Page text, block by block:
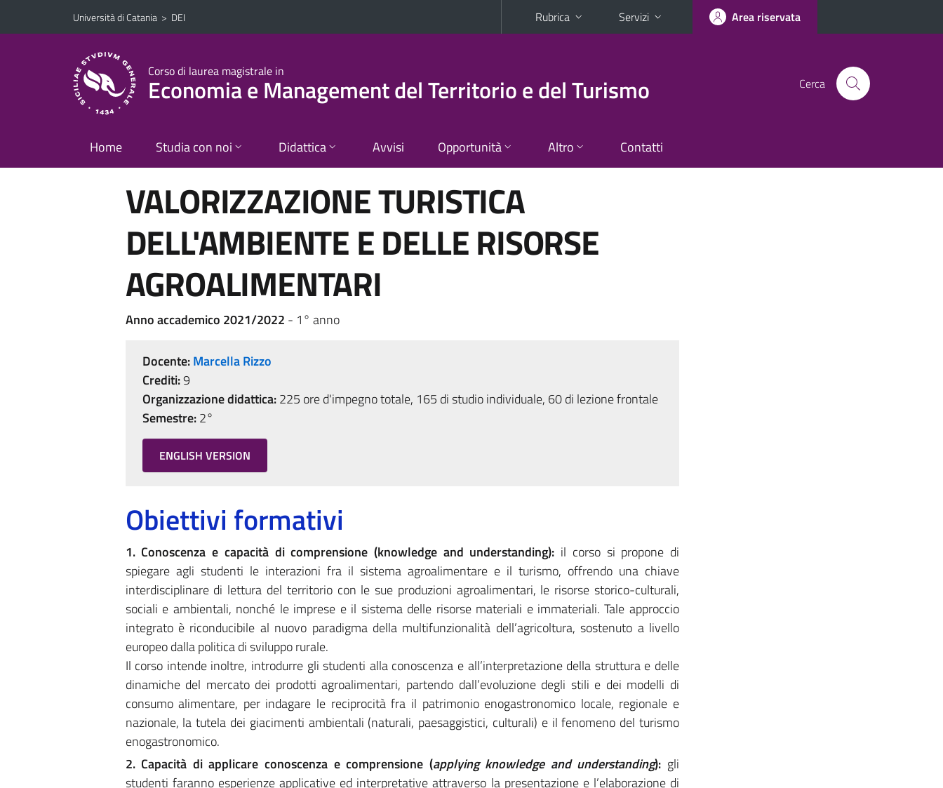
Vai al contenuto principale
Vai al menu di navigazione
Università di Catania > DEI Rubrica Servizi Area riservata
Corso di laurea magistrale in
Economia e Management del Territorio e del Turismo Cerca
Home Studia con noi Didattica Avvisi Opportunità Altro Contatti
VALORIZZAZIONE TURISTICA
DELL'AMBIENTE E DELLE RISORSE
AGROALIMENTARI
Anno accademico 2021/2022 - 1° anno
Docente:Marcella Rizzo
Crediti:9
Organizzazione didattica:225 ore d'impegno totale, 165 di studio individuale, 60 di lezione frontale
Semestre:2°
ENGLISH VERSION
Obiettivi formativi
1. Conoscenza e capacità di comprensione (knowledge and understanding): il corso si propone di
spiegare agli studenti le interazioni fra il sistema agroalimentare e il turismo, offrendo una chiave
interdisciplinare di lettura del territorio con le sue produzioni agroalimentari, le risorse storico-culturali,
sociali e ambientali, nonché le imprese e il sistema delle risorse materiali e immateriali. Tale approccio
integrato è riconducibile al nuovo paradigma della multifunzionalità dell’agricoltura, sostenuto a livello
europeo dalla politica di sviluppo rurale.
Il corso intende inoltre, introdurre gli studenti alla conoscenza e all’interpretazione della struttura e delle
dinamiche del mercato dei prodotti agroalimentari, partendo dall’evoluzione degli stili e dei modelli di
consumo alimentare, per indagare le reciprocità fra il patrimonio enogastronomico locale, regionale e
nazionale, la tutela dei giacimenti ambientali (naturali, paesaggistici, culturali) e il fenomeno del turismo
enogastronomico.
2. Capacità di applicare conoscenza e comprensione (applying knowledge and understanding): gli
studenti faranno esperienze applicative ed interpretative attraverso la presentazione e l’elaborazione di